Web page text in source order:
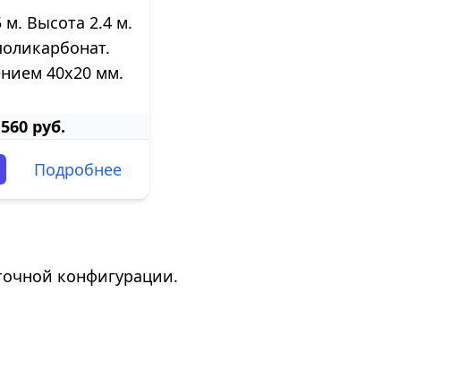
Высота 2.4 м.
40х20 мм.
руб.
Подробнее
конфигурации.